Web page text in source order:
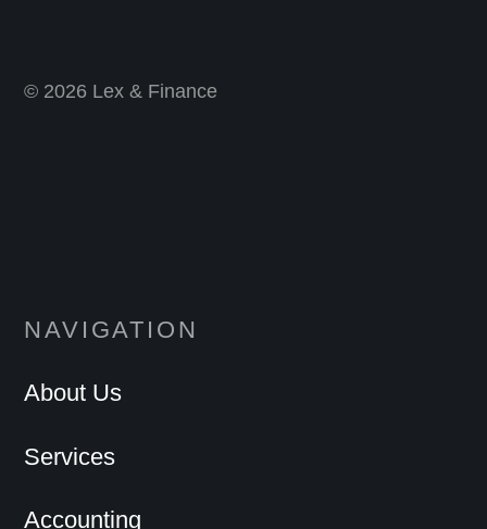
© 2026 Lex & Finance
NAVIGATION
About Us
Services
Accounting